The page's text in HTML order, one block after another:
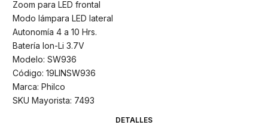
Zoom para LED frontal
Modo lámpara LED lateral
Autonomía 4 a 10 Hrs.
Batería Ion-Li 3.7V
Modelo: SW936
Código: 19LINSW936
Marca: Philco
SKU Mayorista: 7493
DETALLES